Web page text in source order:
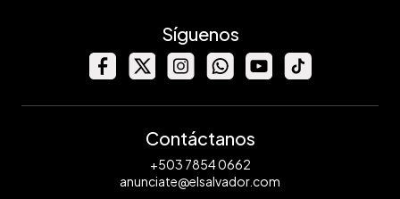
Síguenos
Contáctanos
+503 7854 0662
anunciate@elsalvador.com